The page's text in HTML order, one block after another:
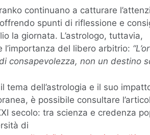
continuano a catturare
spunti di riflessione e
la giornata. L’astrologo, tuttavia,
l’importanza del libero arbitrio:
consapevolezza, non un destino
tema dell’astrologia e il suo
è possibile consultare
secolo: tra scienza e credenza
di